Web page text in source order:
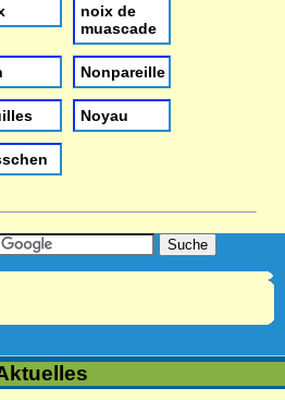
noix de
muascade
Nonpareille
Noyau